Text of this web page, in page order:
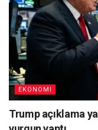
EKONOMI
Trump açıklama